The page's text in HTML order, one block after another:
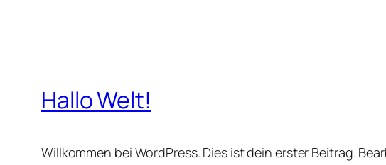
Hallo Welt!
Willkommen bei WordPress. Dies ist dein erster Beitrag.